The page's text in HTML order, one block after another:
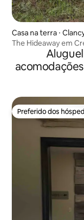
Casa na terra ⋅
The Hideaway em
Preferido dos
Preferido dos